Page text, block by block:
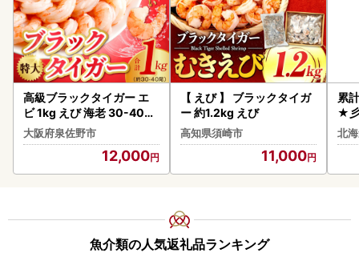
高級ブラックタイガー エ
ビ 1kg えび 海老 30-40尾
特大 背ワタなし
大阪府泉佐野市
12,000
【 えび 】 ブラックタイガ
ー 約1.2kg えび
高知県須崎市
11,000
累
★
む
イ
北
魚介類の人気返礼品ランキング